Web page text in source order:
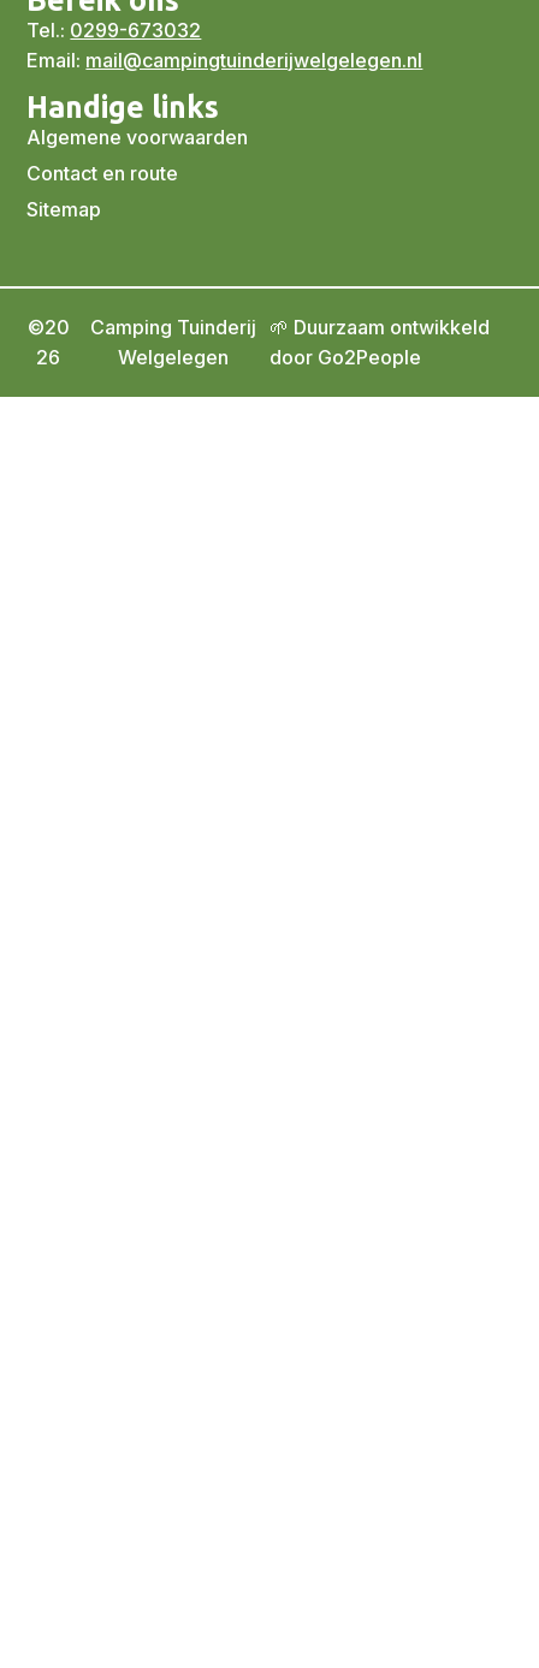
Tel.: 0299-673032
Email: mail@campingtuinderijwelgelegen.nl
Handige links
Algemene voorwaarden
Contact en route
Sitemap
©20
26
Camping Tuinderij
Welgelegen
🌱 Duurzaam ontwikkeld
door Go2People